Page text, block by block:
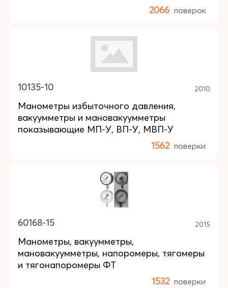
2066 поверок
10135-10 2010
Манометры избыточного давления,
вакуумметры и мановакуумметры
показывающие МП-У, ВП-У, МВП-У
1562 поверки
60168-15 2015
Манометры, вакуумметры,
мановакуумметры, напоромеры, тягомеры
и тягонапоромеры ФТ
1532 поверки